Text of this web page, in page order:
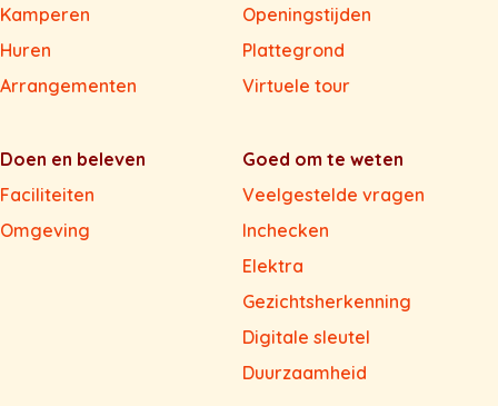
Kamperen
Huren
Arrangementen
Doen en beleven
Faciliteiten
Omgeving
Openingstijden
Plattegrond
Virtuele tour
Goed om te weten
Veelgestelde vragen
Inchecken
Elektra
Gezichtsherkenning
Digitale sleutel
Duurzaamheid